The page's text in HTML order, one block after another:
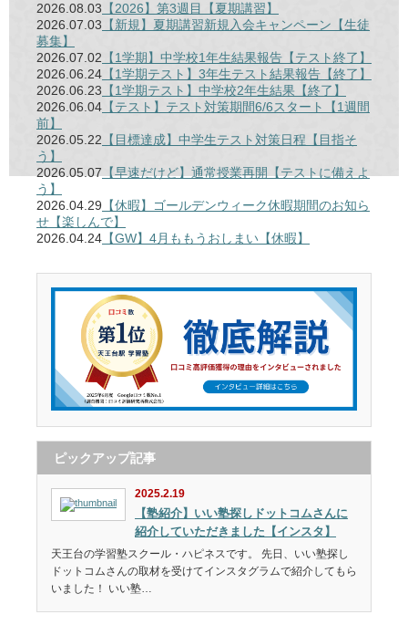
2026.08.03 【2026】第3週目【夏期講習】
2026.07.03 【新規】夏期講習新規入会キャンペーン【生徒
募集】
2026.07.02 【1学期】中学校1年生結果報告【テスト終了】
2026.06.24 【1学期テスト】3年生テスト結果報告【終了】
2026.06.23 【1学期テスト】中学校2年生結果【終了】
2026.06.04 【テスト】テスト対策期間6/6スタート【1週間
前】
2026.05.22 【目標達成】中学生テスト対策日程【目指そ
う】
2026.05.07 【早速だけど】通常授業再開【テストに備えよ
う】
2026.04.29 【休暇】ゴールデンウィーク休暇期間のお知ら
せ【楽しんで】
2026.04.24 【GW】4月ももうおしまい【休暇】
ピックアップ記事
2025.2.19
【塾紹介】いい塾探しドットコムさんに
紹介していただきました【インスタ】
天王台の学習塾スクール・ハピネスです。 先日、いい塾探し
ドットコムさんの取材を受けてインスタグラムで紹介してもら
いました！ いい塾…